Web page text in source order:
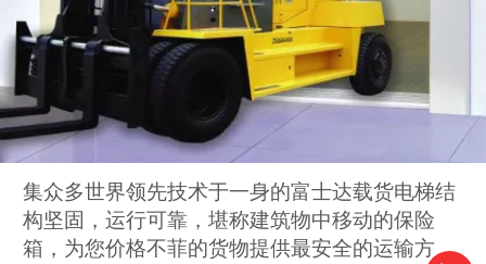
集众多世界领先技术于一身的富士达载货电梯结
构坚固，运行可靠，堪称建筑物中移动的保险
箱，为您价格不菲的货物提供最安全的运输方